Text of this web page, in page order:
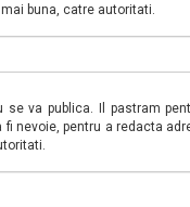
buna, catre autoritati.
se va publica. Il pastram
nevoie, pentru a redacta